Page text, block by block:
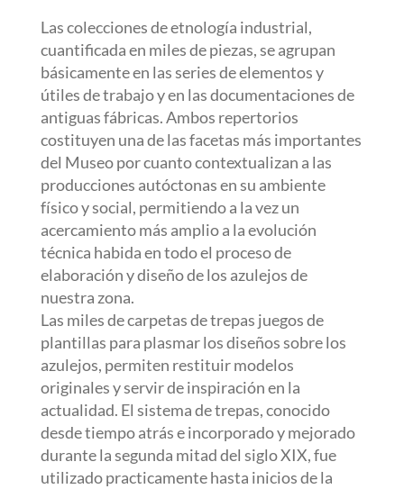
Las colecciones de etnología industrial,
cuantificada en miles de piezas, se agrupan
básicamente en las series de elementos y
útiles de trabajo y en las documentaciones de
antiguas fábricas. Ambos repertorios
costituyen una de las facetas más importantes
del Museo por cuanto contextualizan a las
producciones autóctonas en su ambiente
físico y social, permitiendo a la vez un
acercamiento más amplio a la evolución
técnica habida en todo el proceso de
elaboración y diseño de los azulejos de
nuestra zona.
Las miles de carpetas de trepas juegos de
plantillas para plasmar los diseños sobre los
azulejos, permiten restituir modelos
originales y servir de inspiración en la
actualidad. El sistema de trepas, conocido
desde tiempo atrás e incorporado y mejorado
durante la segunda mitad del siglo XIX, fue
utilizado practicamente hasta inicios de la